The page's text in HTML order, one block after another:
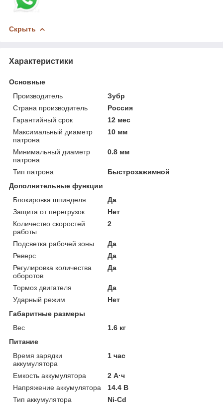
Скрыть
Характеристики
Основные
Производитель
Зубр
Страна производитель
Россия
Гарантийный срок
12 мес
Максимальный диаметр
патрона
10 мм
Минимальный диаметр
патрона
0.8 мм
Тип патрона
Быстрозажимной
Дополнительные функции
Блокировка шпинделя
Да
Защита от перегрузок
Нет
Количество скоростей
работы
2
Подсветка рабочей зоны
Да
Реверс
Да
Регулировка количества
оборотов
Да
Тормоз двигателя
Да
Ударный режим
Нет
Габаритные размеры
Вес
1.6 кг
Питание
Время зарядки
аккумулятора
1 час
Емкость аккумулятора
2 А·ч
Напряжение аккумулятора
14.4 В
Тип аккумулятора
Ni-Cd